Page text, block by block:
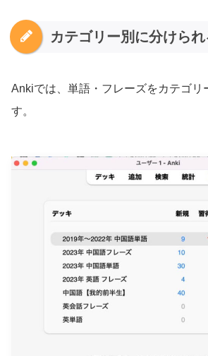
カテゴリー別に分けられ
Ankiでは、単語・フレーズをカテゴリ
す。